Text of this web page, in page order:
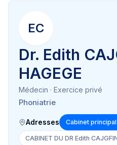
EC
Dr. Edith
HAGEGE
Médecin · Exercice privé
Phoniatrie
Adresses Cabinet principal
CABINET DU DR Edith